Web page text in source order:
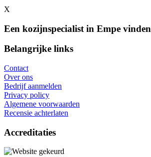
X
Een kozijnspecialist in Empe vinden
Belangrijke links
Contact
Over ons
Bedrijf aanmelden
Privacy policy
Algemene voorwaarden
Recensie achterlaten
Accreditaties